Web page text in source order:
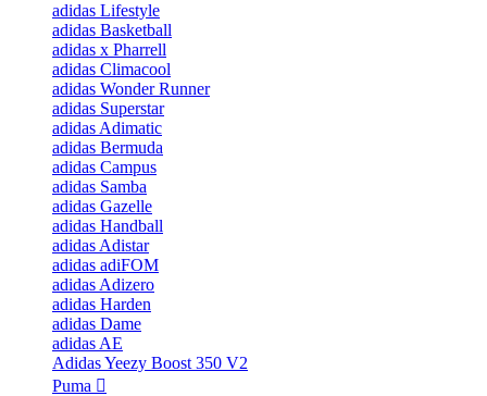
adidas Lifestyle
adidas Basketball
adidas x Pharrell
adidas Climacool
adidas Wonder Runner
adidas Superstar
adidas Adimatic
adidas Bermuda
adidas Campus
adidas Samba
adidas Gazelle
adidas Handball
adidas Adistar
adidas adiFOM
adidas Adizero
adidas Harden
adidas Dame
adidas AE
Adidas Yeezy Boost 350 V2
Puma